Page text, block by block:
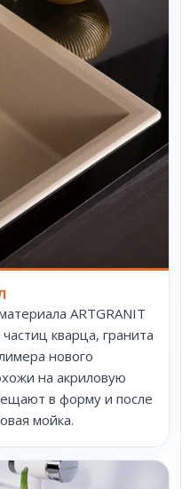
ARTGRANIT
кварца, гранита
нового
на акриловую
в форму и после
мойка.